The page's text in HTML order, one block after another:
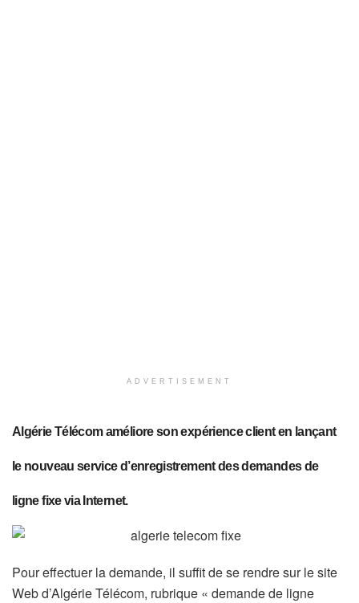
ADVERTISEMENT
Algérie Télécom améliore son expérience client en lançant
le nouveau service d’enregistrement des demandes de
ligne fixe via Internet.
Pour effectuer la demande, il suffit de se rendre sur le site
Web d’Algérie Télécom, rubrique « demande de ligne